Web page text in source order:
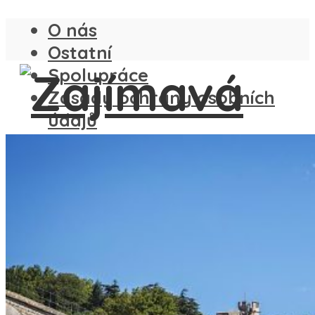
O nás
Ostatní
Spolupráce
Zásady ochrany osobních
údajů
SLOVENSKO
ANGLIE
FRANCIE